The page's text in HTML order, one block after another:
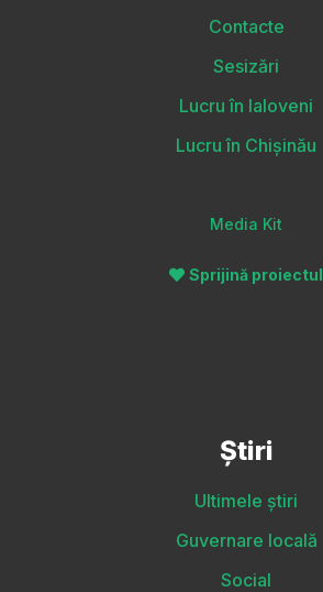
Contacte
Sesizări
Lucru în Ialoveni
Lucru în Chișinău
Media Kit
Sprijină proiectul
Știri
Ultimele știri
Guvernare locală
Social